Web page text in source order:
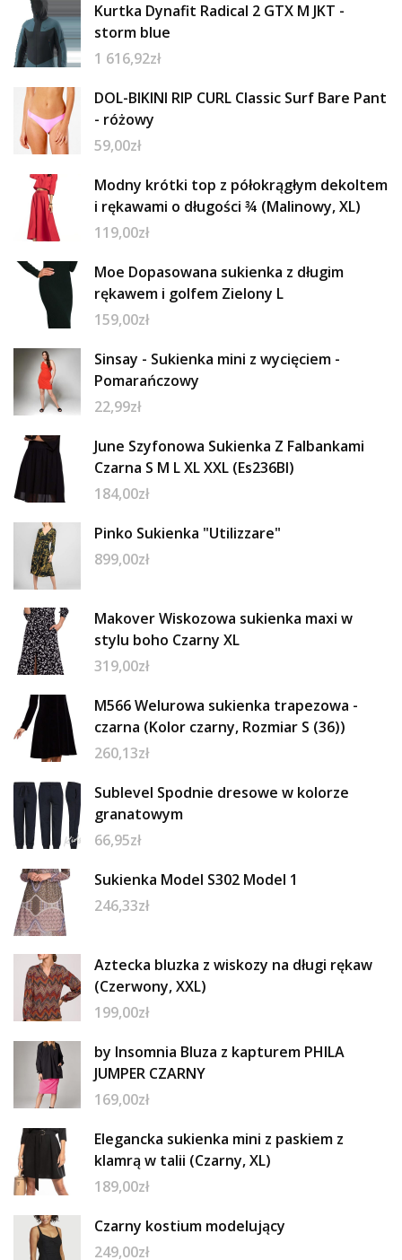
Kurtka Dynafit Radical 2 GTX M JKT -
storm blue
1 616,92zł
DOL-BIKINI RIP CURL Classic Surf Bare Pant
- różowy
59,00zł
Modny krótki top z półokrągłym dekoltem
i rękawami o długości ¾ (Malinowy, XL)
119,00zł
Moe Dopasowana sukienka z długim
rękawem i golfem Zielony L
159,00zł
Sinsay - Sukienka mini z wycięciem -
Pomarańczowy
22,99zł
June Szyfonowa Sukienka Z Falbankami
Czarna S M L XL XXL (Es236Bl)
184,00zł
Pinko Sukienka "Utilizzare"
899,00zł
Makover Wiskozowa sukienka maxi w
stylu boho Czarny XL
319,00zł
M566 Welurowa sukienka trapezowa -
czarna (Kolor czarny, Rozmiar S (36))
260,13zł
Sublevel Spodnie dresowe w kolorze
granatowym
66,95zł
Sukienka Model S302 Model 1
246,33zł
Aztecka bluzka z wiskozy na długi rękaw
(Czerwony, XXL)
199,00zł
by Insomnia Bluza z kapturem PHILA
JUMPER CZARNY
169,00zł
Elegancka sukienka mini z paskiem z
klamrą w talii (Czarny, XL)
189,00zł
Czarny kostium modelujący
249,00zł